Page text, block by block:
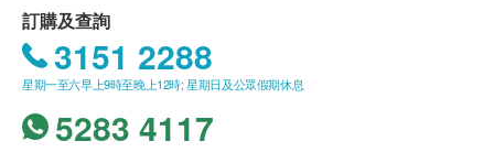
服用方法：
根據貓狗體重，依包裝後指示按份量餵飼。膠囊可
原粒直接餵食或剪開混合乾濕糧餵飼。
不排除運送時間會因節日而有所影響。當八號烈風
訊號懸掛或黑色暴雨警告生效時，送貨服務時間將
會延遲。
所有訂單須視乎相關貨品的供應情況再作最後確
認。倘若生活易未能提供任何訂單上的貨品，生活
訂購及查詢
3151 2288
星期一至六早上9時至晚上12時; 星期日及公眾假期休息
5283 4117